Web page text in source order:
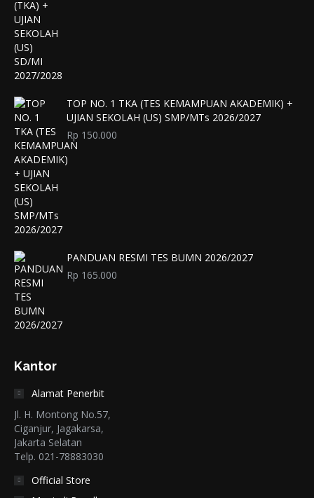
TOP NO. 1 TKA (TES KEMAMPUAN AKADEMIK) +
UJIAN SEKOLAH (US) SMP/MTs 2026/2027
Rp 150.000
PANDUAN RESMI TES BUMN 2026/2027
Rp 165.000
Kantor
Alamat Penerbit
Jl. H. Montong No.57,
Ciganjur, Jagakarsa,
Jakarta Selatan
Telp. 021-78883030
Official Store